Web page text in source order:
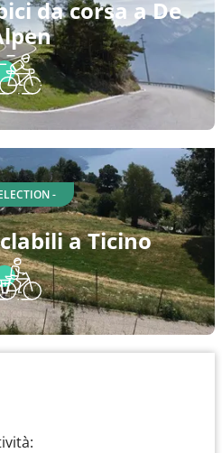
da corsa a De
-
a Ticino